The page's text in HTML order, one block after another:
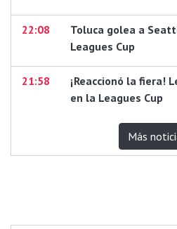
22:08
Toluca golea a
Leagues Cup
21:58
¡Reaccionó la fiera!
en la Leagues Cup
Más